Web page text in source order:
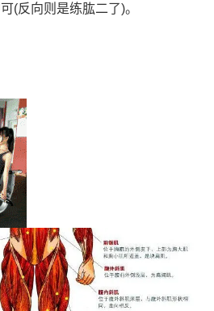
(反向则是练肱二了)。